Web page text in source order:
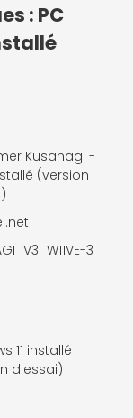
: PC
Kusanagi -
(version
3
11 installé
d'essai)